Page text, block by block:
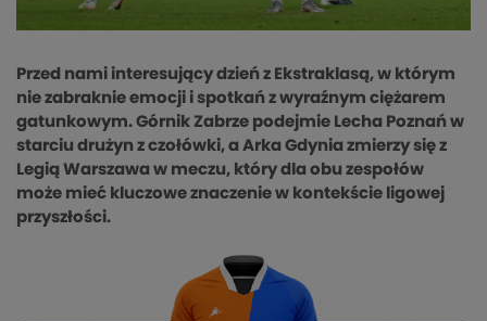
Przed nami interesujący dzień z Ekstraklasą, w którym
nie zabraknie emocji i spotkań z wyraźnym ciężarem
gatunkowym. Górnik Zabrze podejmie Lecha Poznań w
starciu drużyn z czołówki, a Arka Gdynia zmierzy się z
Legią Warszawa w meczu, który dla obu zespołów
może mieć kluczowe znaczenie w kontekście ligowej
przyszłości.